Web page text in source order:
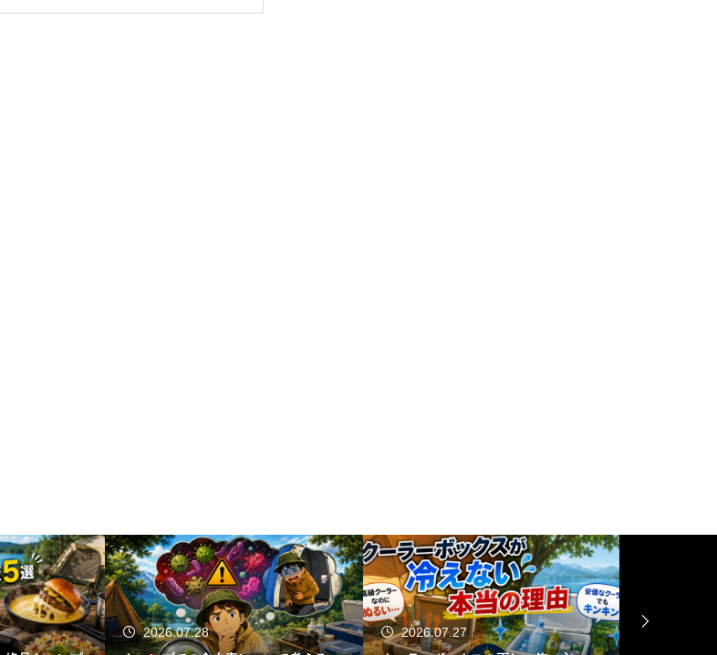
2026.07.28
2026.07.27
2026.07.22